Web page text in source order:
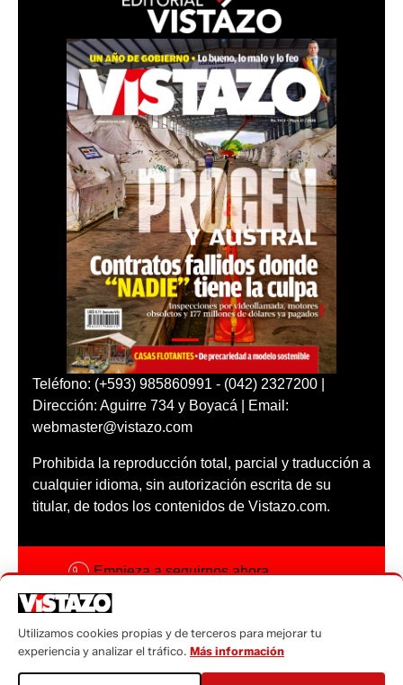
Teléfono: (+593) 985860991 - (042) 2327200 |
Dirección: Aguirre 734 y Boyacá | Email:
webmaster@vistazo.com
Prohibida la reproducción total, parcial y traducción a
cualquier idioma, sin autorización escrita de su
titular, de todos los contenidos de Vistazo.com.
Empieza a seguirnos ahora
Código ética
Sugerencias a:
Utilizamos cookies propias y de terceros para mejorar tu
experiencia y analizar el tráfico. Más información